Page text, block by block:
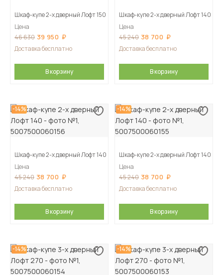
Шкаф-купе 2-х дверный Лофт 150
Цена
46 630 39 950
Доставка бесплатно
В корзину
Шкаф-купе 2-х дверный Лофт 140
Цена
45 240 38 700
Доставка бесплатно
В корзину
-14%
Шкаф-купе 2-х дверный Лофт 140
Цена
45 240 38 700
Доставка бесплатно
В корзину
-14%
Шкаф-купе 2-х дверный Лофт 140
Цена
45 240 38 700
Доставка бесплатно
В корзину
-14% -14%